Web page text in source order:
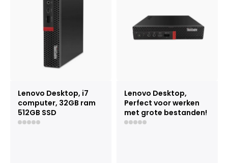
Lenovo Desktop, i7
computer, 32GB ram
512GB SSD
Lenovo Desktop,
Perfect voor werken
met grote bestanden!